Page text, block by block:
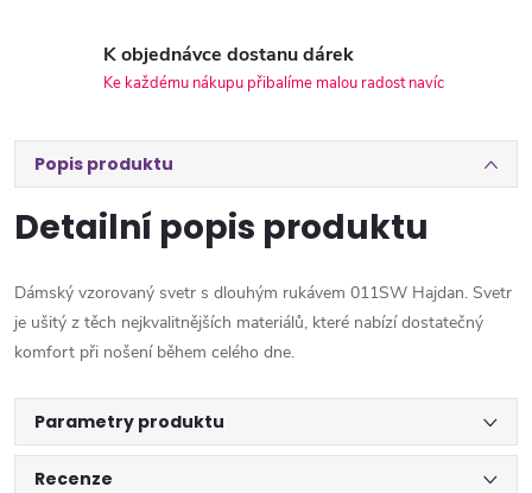
K objednávce dostanu dárek
Ke každému nákupu přibalíme malou radost navíc
Popis produktu
Detailní popis produktu
Dámský vzorovaný svetr s dlouhým rukávem 011SW Hajdan. Svetr
je ušitý z těch nejkvalitnějších materiálů, které nabízí dostatečný
komfort při nošení během celého dne.
Parametry produktu
Recenze